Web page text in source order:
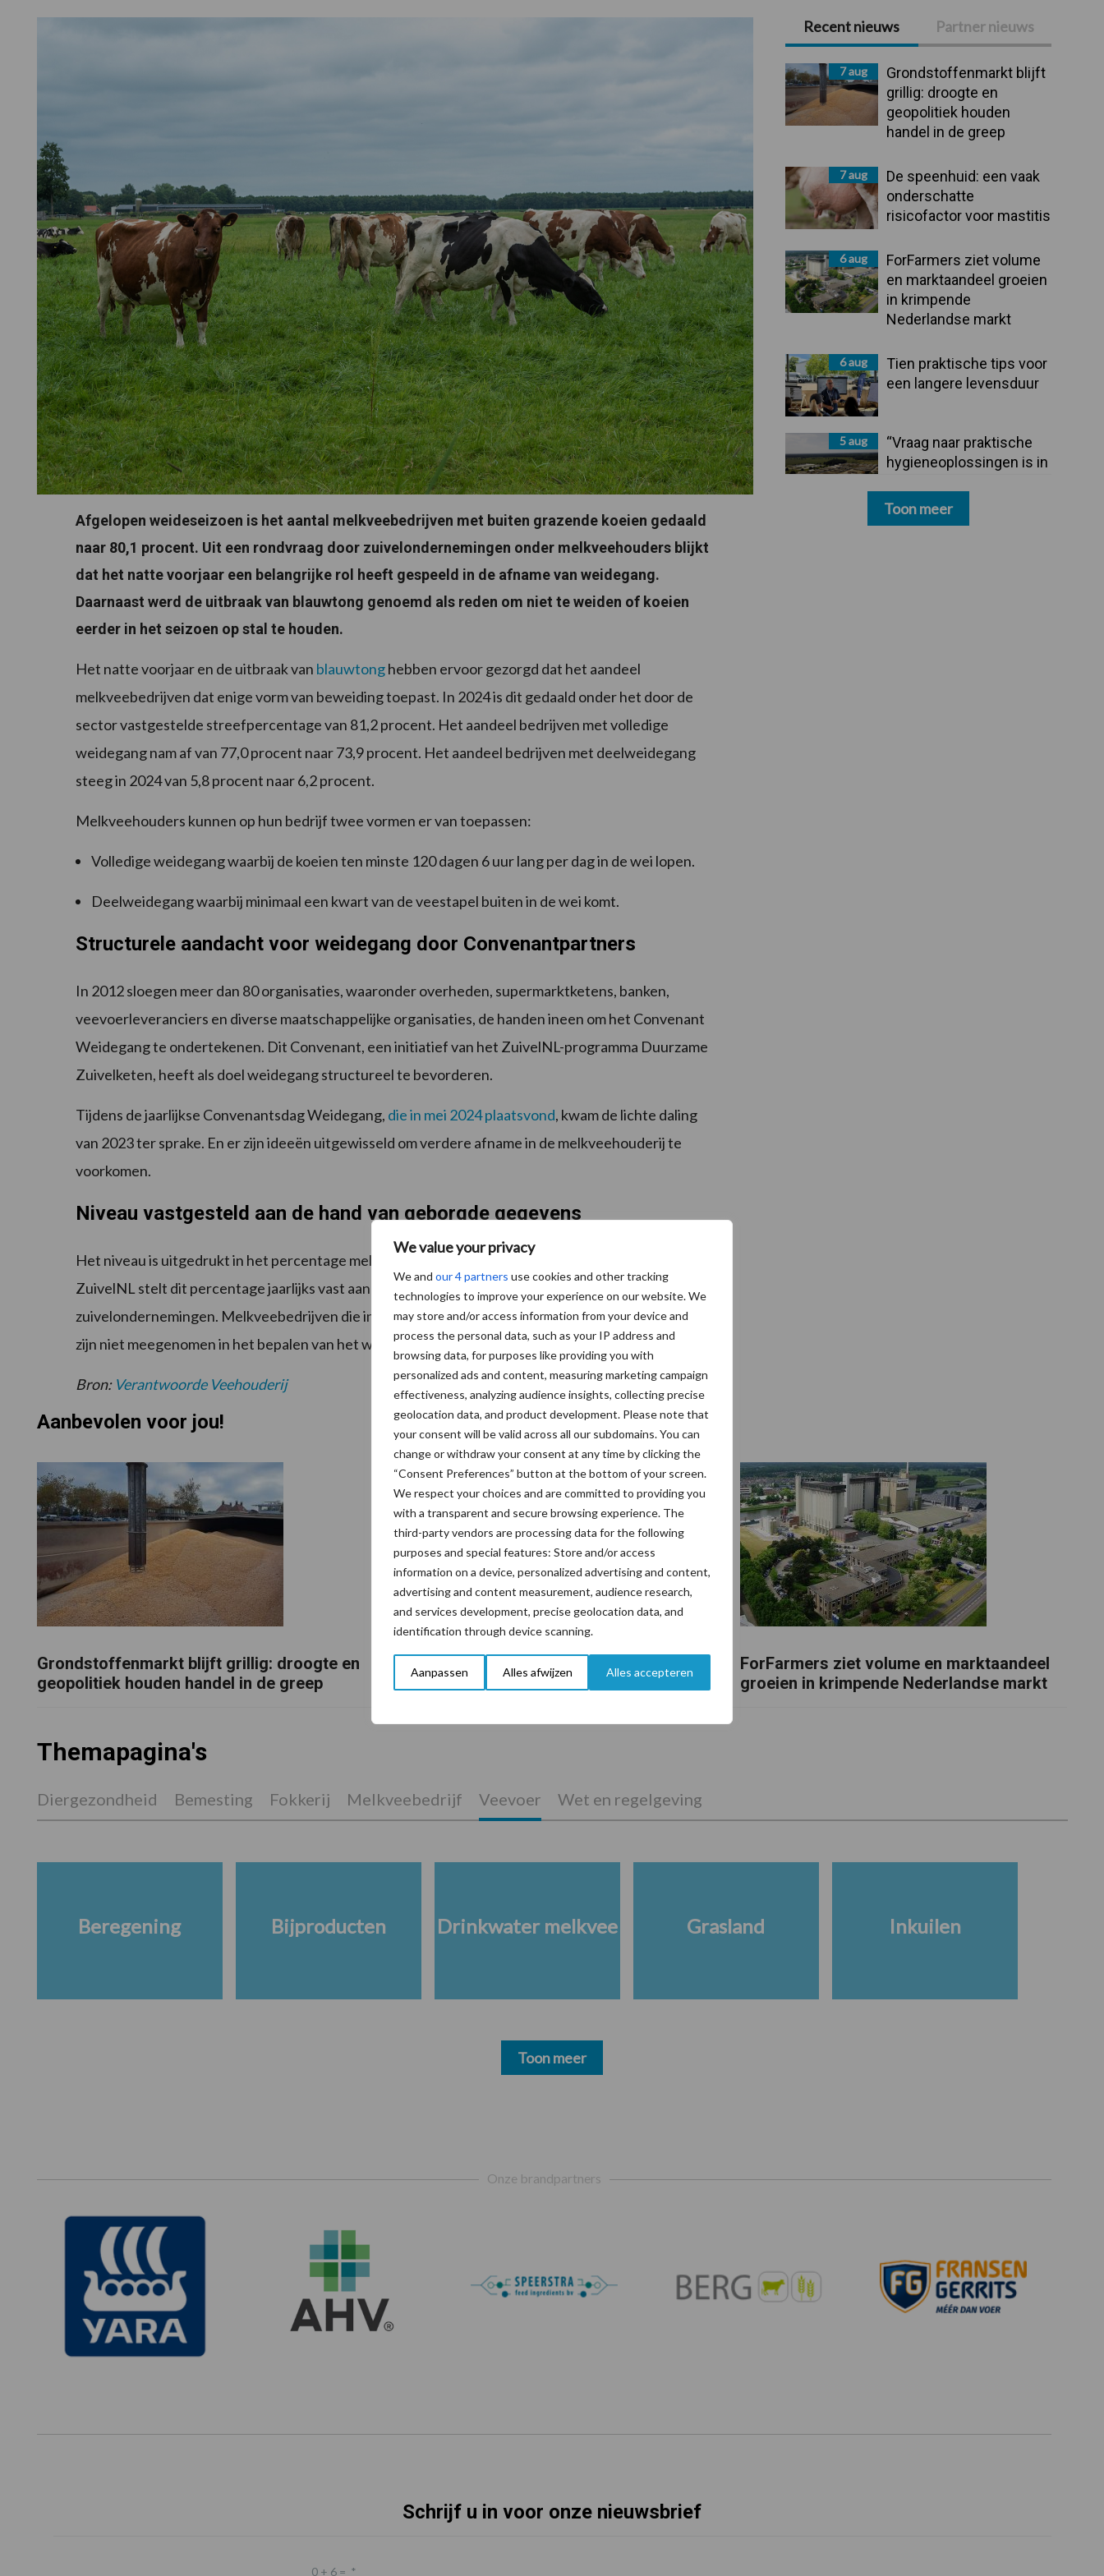
We value your privacy
We and our 4 partners use cookies and other tracking
technologies to improve your experience on our website. We
may store and/or access information from your device and
process the personal data, such as your IP address and
browsing data, for purposes like providing you with
personalized ads and content, measuring marketing campaign
effectiveness, analyzing audience insights, collecting precise
geolocation data, and product development. Please note that
your consent will be valid across all our subdomains. You can
change or withdraw your consent at any time by clicking the
“Consent Preferences” button at the bottom of your screen.
We respect your choices and are committed to providing you
with a transparent and secure browsing experience. The
third-party vendors are processing data for the following
purposes and special features: Store and/or access
information on a device, personalized advertising and content,
advertising and content measurement, audience research,
and services development, precise geolocation data, and
identification through device scanning.
Aanpassen Alles afwijzen Alles accepteren
Afgelopen weideseizoen is het aantal melkveebedrijven met buiten grazende koeien gedaald
naar 80,1 procent. Uit een rondvraag door zuivelondernemingen onder melkveehouders blijkt
dat het natte voorjaar een belangrijke rol heeft gespeeld in de afname van weidegang.
Daarnaast werd de uitbraak van blauwtong genoemd als reden om niet te weiden of koeien
eerder in het seizoen op stal te houden.
Het natte voorjaar en de uitbraak van blauwtonghebben ervoor gezorgd dat het aandeel
melkveebedrijven dat enige vorm van beweiding toepast. In 2024 is dit gedaald onder het door de
sector vastgestelde streefpercentage van 81,2 procent. Het aandeel bedrijven met volledige
weidegang nam af van 77,0 procent naar 73,9 procent. Het aandeel bedrijven met deelweidegang
steeg in 2024 van 5,8 procent naar 6,2 procent.
Melkveehouders kunnen op hun bedrijf twee vormen er van toepassen:
Volledige weidegang waarbij de koeien ten minste 120 dagen 6 uur lang per dag in de wei lopen.
Deelweidegang waarbij minimaal een kwart van de veestapel buiten in de wei komt.
Structurele aandacht voor weidegang door Convenantpartners
In 2012 sloegen meer dan 80 organisaties, waaronder overheden, supermarktketens, banken,
veevoerleveranciers en diverse maatschappelijke organisaties, de handen ineen om het Convenant
Weidegang te ondertekenen. Dit Convenant, een initiatief van het ZuivelNL-programma Duurzame
Zuivelketen, heeft als doel weidegang structureel te bevorderen.
Tijdens de jaarlijkse Convenantsdag Weidegang, die in mei 2024 plaatsvond, kwam de lichte daling
van 2023 ter sprake. En er zijn ideeën uitgewisseld om verdere afname in de melkveehouderij te
voorkomen.
Niveau vastgesteld aan de hand van geborgde gegevens
Het niveau is uitgedrukt in het percentage melkveebedrijven dat een vorm van weidegang toepast.
ZuivelNL stelt dit percentage jaarlijks vast aan de hand van geborgde gegevens van
zuivelondernemingen. Melkveebedrijven die in het betreffende jaar voor 1 december zijn gestopt,
zijn niet meegenomen in het bepalen van het weidegangcijfer van de onderneming.
Bron: Verantwoorde Veehouderij
Primaire
Sidebar
Recent nieuws Partner nieuws
7 aug
Grondstoffenmarkt blijft
grillig: droogte en
geopolitiek houden
handel in de greep
7 aug
De speenhuid: een vaak
onderschatte
risicofactor voor mastitis
6 aug
ForFarmers ziet volume
en marktaandeel groeien
in krimpende
Nederlandse markt
6 aug
Tien praktische tips voor
een langere levensduur
5 aug
“Vraag naar praktische
hygieneoplossingen is in
Toon meer
Aanbevolen voor jou!
Grondstoffenmarkt blijft grillig: droogte en
geopolitiek houden handel in de greep
risicofactor voor mastitis
ForFarmers ziet volume en marktaandeel
groeien in krimpende Nederlandse markt
Themapagina's
Diergezondheid Bemesting Fokkerij Melkveebedrijf Veevoer Wet en regelgeving
Beregening Bijproducten Drinkwater melkvee Grasland Inkuilen
Toon meer
Onze brandpartners
Schrijf u in voor onze nieuwsbrief
0 + 6 = *